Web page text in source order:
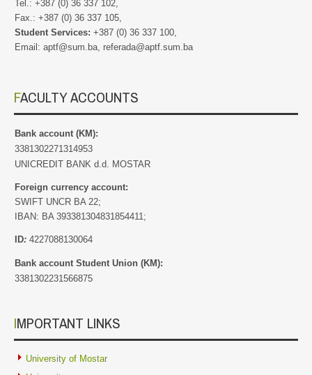
Tel.: +387 (0) 36 337 102,
Fax.: +387 (0) 36 337 105,
Student Services: +387 (0) 36 337 100,
Email: aptf@sum.ba, referada@aptf.sum.ba
FACULTY ACCOUNTS
Bank account (KM):
3381302271314953
UNICREDIT BANK d.d. MOSTAR
Foreign currency account:
SWIFT UNCR BA 22;
IBAN: BA 393381304831854411;
ID: 4227088130064
Bank account Student Union (KM):
3381302231566875
IMPORTANT LINKS
University of Mostar